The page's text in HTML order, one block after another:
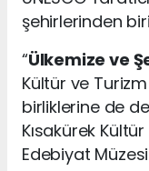
şehirlerinden
“Ülkemize ve
Kültür ve
birliklerine de
Kısakürek
Edebiyat